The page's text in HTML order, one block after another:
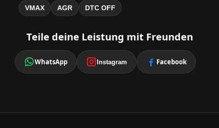
VMAX AGR DTC OFF
Teile deine Leistung mit Freunden
WhatsApp Instagram Facebook